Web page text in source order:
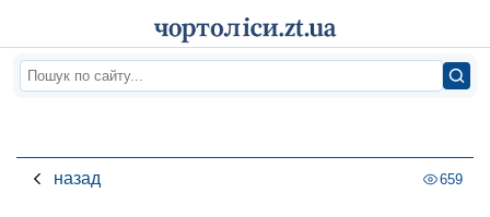
назад 659